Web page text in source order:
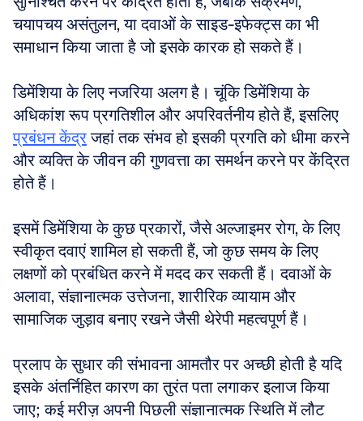
चयापचय असंतुलन, या दवाओं के साइड-इफेक्ट्स का भी
समाधान किया जाता है जो इसके कारक हो सकते हैं।
डिमेंशिया के लिए नजरिया अलग है। चूंकि डिमेंशिया के
प्रबंधन केंद्र जहां तक संभव हो इसकी प्रगति को धीमा करने
और व्यक्ति के जीवन की गुणवत्ता का समर्थन करने पर केंद्रित
होते हैं।
इसमें डिमेंशिया के कुछ प्रकारों, जैसे अल्जाइमर रोग, के लिए
स्वीकृत दवाएं शामिल हो सकती हैं, जो कुछ समय के लिए
लक्षणों को प्रबंधित करने में मदद कर सकती हैं। दवाओं के
अलावा, संज्ञानात्मक उत्तेजना, शारीरिक व्यायाम और
सामाजिक जुड़ाव बनाए रखने जैसी थेरेपी महत्वपूर्ण हैं।
प्रलाप के सुधार की संभावना आमतौर पर अच्छी होती है यदि
इसके अंतर्निहित कारण का तुरंत पता लगाकर इलाज किया
जाए; कई मरीज़ अपनी पिछली संज्ञानात्मक स्थिति में लौट